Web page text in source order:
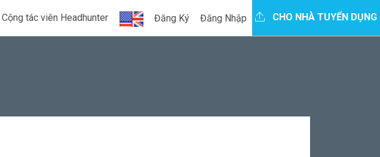
Cộng tác viên Headhunter Đăng Ký Đăng Nhập CHO NHÀ TUYỂN DỤNG